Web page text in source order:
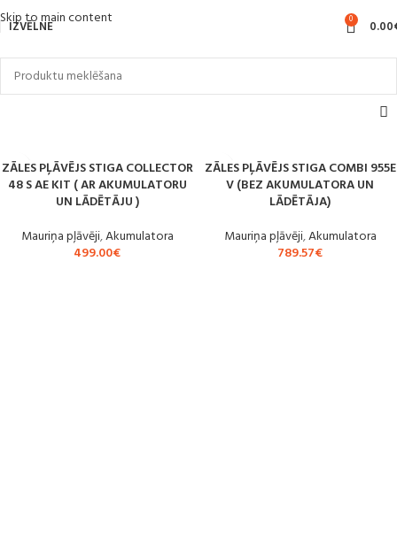
Skip to main content
IZVĒLNE 0 0.00
ZĀLES PĻĀVĒJS STIGA COLLECTOR
48 S AE KIT ( AR AKUMULATORU
UN LĀDĒTĀJU )
Mauriņa pļāvēji,Akumulatora
499.00€
ZĀLES PĻĀVĒJS STIGA COMBI 955E
V (BEZ AKUMULATORA UN
LĀDĒTĀJA)
Mauriņa pļāvēji,Akumulatora
789.57€